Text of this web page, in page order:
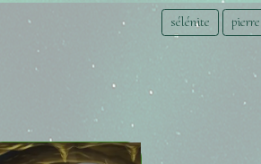
sélénite